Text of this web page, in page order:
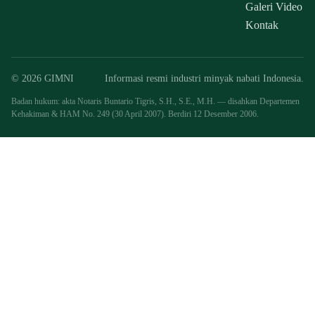
Galeri Video
Kontak
© 2026 GIMNI Informasi resmi industri minyak nabati Indonesia.
Badan hukum: akta Notaris Buntario Tigris, S.H., S.E., M.H. — disahkan Departemen
Kehakiman & HAM No. 249 (30 April 2007). Berdiri 12 Desember 2006.